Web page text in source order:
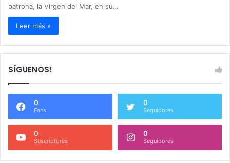
patrona, la Virgen del Mar, en su…
Leer más »
SÍGUENOS!
0
Fans
0
Seguidores
0
Suscriptores
0
Seguidores